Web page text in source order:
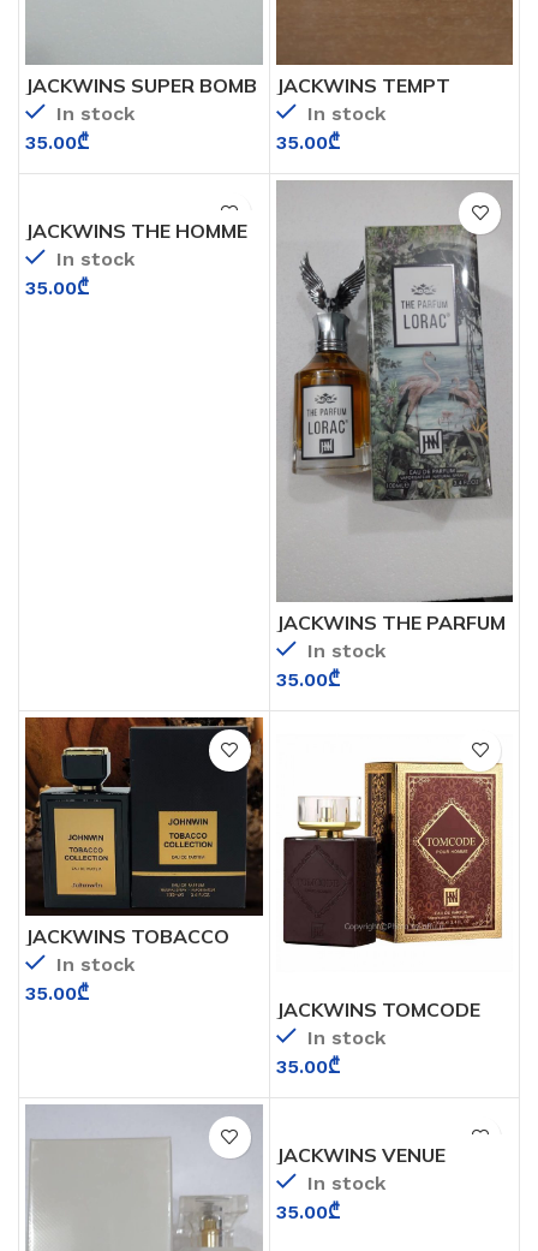
JACKWINS SUPER BOMB
THIS IS MAN EXTRAIT
(VICTOR &ROLF
SPICEBOMB EXTREME)
In stock
35.00₾
JACKWINS TEMPT
(tizian terenzi telea)
In stock
35.00₾
JACKWINS THE HOMME
INTENSE ( CHRISTIAN
DIOR HOMME INTENSE)
In stock
35.00₾
JACKWINS THE PARFUM
LORAC (PENHALIGONS)
In stock
35.00₾
JACKWINS TOBACCO
COLLECTION
In stock
35.00₾
JACKWINS TOMCODE
(TOM FORD POUR
HOMME)
In stock
35.00₾
JACKWINS VENUE
NARCOTIC
In stock
35.00₾